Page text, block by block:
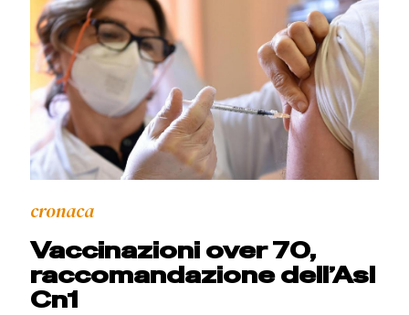
cronaca
Vaccinazioni over 70,
raccomandazione dell’Asl
Cn1